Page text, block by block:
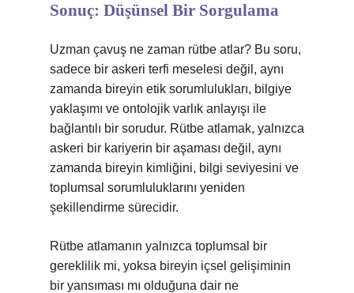
Sonuç: Düşünsel Bir Sorgulama
Uzman çavuş ne zaman rütbe atlar? Bu soru,
sadece bir askeri terfi meselesi değil, aynı
zamanda bireyin etik sorumlulukları, bilgiye
yaklaşımı ve ontolojik varlık anlayışı ile
bağlantılı bir sorudur. Rütbe atlamak, yalnızca
askeri bir kariyerin bir aşaması değil, aynı
zamanda bireyin kimliğini, bilgi seviyesini ve
toplumsal sorumluluklarını yeniden
şekillendirme sürecidir.
Rütbe atlamanın yalnızca toplumsal bir
gereklilik mi, yoksa bireyin içsel gelişiminin
bir yansıması mı olduğuna dair ne